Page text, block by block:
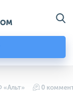
«Альт» 0